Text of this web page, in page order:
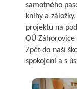
samotného
knihy a
projektu na
OÚ Záhorovice
Zpět do naší
spokojení a s